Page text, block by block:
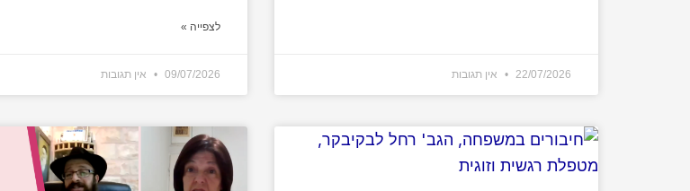
22/07/2026 אין תגובות
לצפייה »
09/07/2026 אין תגובות